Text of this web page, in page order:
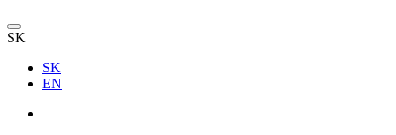
SK
SK
EN